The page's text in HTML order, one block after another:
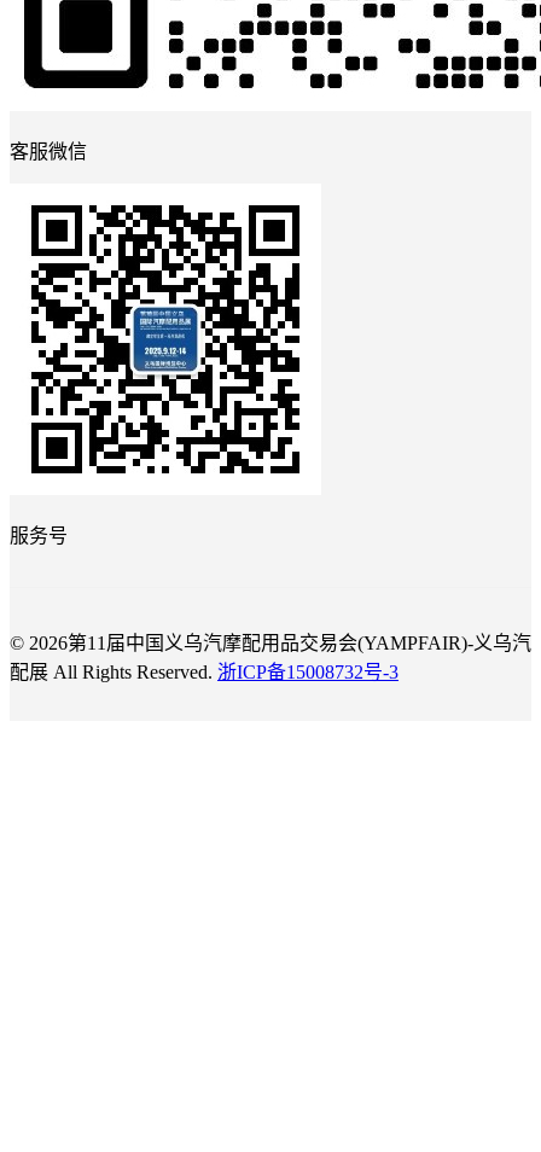
客服微信
服务号
© 2026第11届中国义乌汽摩配用品交易会(YAMPFAIR)-义乌汽
配展 All Rights Reserved. 浙ICP备15008732号-3